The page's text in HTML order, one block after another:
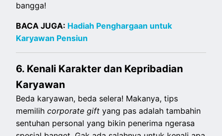
bangga!
BACA JUGA: Hadiah Penghargaan untuk
Karyawan Pensiun
6. Kenali Karakter dan Kepribadian
Karyawan
Beda karyawan, beda selera! Makanya, tips
memilihcorporate giftyang pas adalah tambahin
sentuhan personal yang bikin penerima ngerasa